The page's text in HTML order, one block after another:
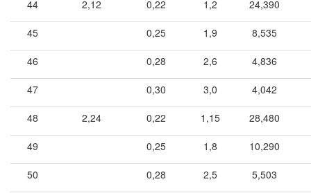
44 2,12 0,22 1,2 24,390
45 0,25 1,9 8,535
46 0,28 2,6 4,836
47 0,30 3,0 4,042
48 2,24 0,22 1,15 28,480
49 0,25 1,8 10,290
50 0,28 2,5 5,503